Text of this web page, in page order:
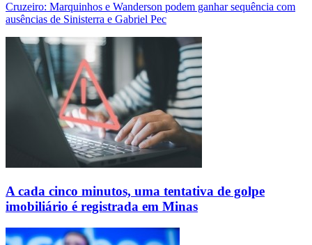
Cruzeiro: Marquinhos e Wanderson podem ganhar sequência com
ausências de Sinisterra e Gabriel Pec
A cada cinco minutos, uma tentativa de golpe
imobiliário é registrada em Minas